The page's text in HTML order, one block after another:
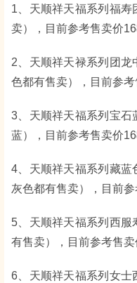
1、天顺祥天福系列福寿
卖），目前参考售卖价
2、天顺祥天禄系列团龙
色都有售卖），目前参考
3、天顺祥天福系列宝石
蓝），目前参考售卖价
4、天顺祥天福系列藏蓝
灰色都有售卖），目前参
5、天顺祥天福系列西
有售卖），目前参考售卖
6、天顺祥天福系列女士